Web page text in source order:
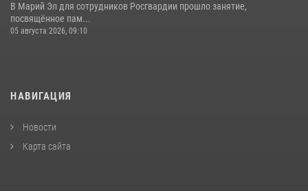
В Марий Эл для сотрудников Росгвардии прошло занятие,
посвящённое пам...
05 августа 2026, 09:10
НАВИГАЦИЯ
Новости
Карта сайта